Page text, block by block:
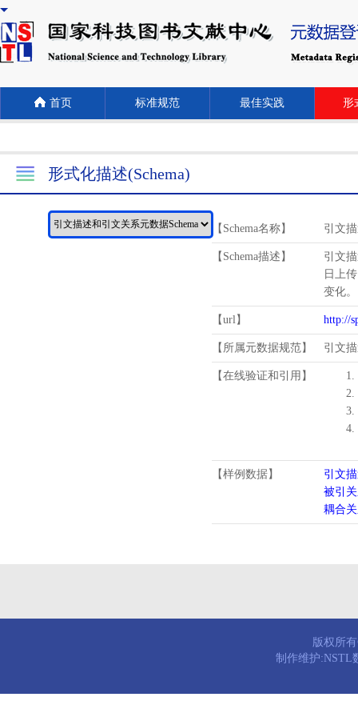
首页 标准规范 最佳实践 形
形式化描述(Schema)
【Schema名称】 引文
【Schema描述】
引文
日上
变化。
【url】 http://
【所属元数据规范】 引文
【在线验证和引用】
1.
2.
3.
4.
【样例数据】
引文
被引
耦合
版权所
制作维护:NSTL